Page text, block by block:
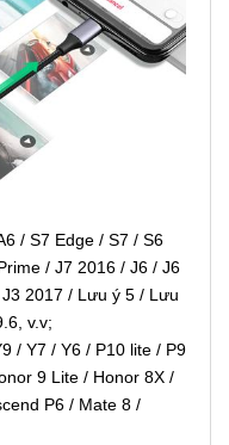
/ S7 Edge / S7 / S6
/ J7 2016 / J6 / J6
2017 / Lưu ý 5 / Lưu
v.v;
/ Y7 / Y6 / P10 lite / P9
9 Lite / Honor 8X /
P6 / Mate 8 /